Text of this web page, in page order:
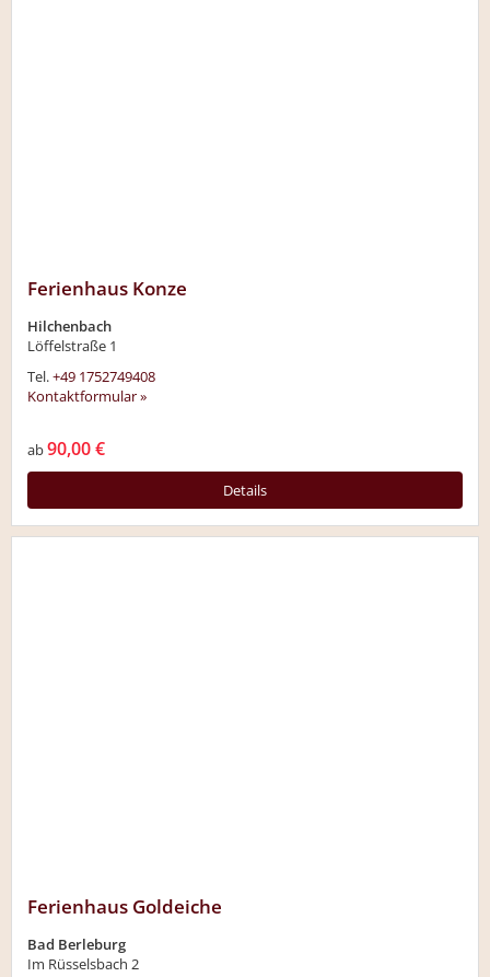
Ferienhaus Konze
Hilchenbach
Löffelstraße 1
Tel.+49 1752749408
Kontaktformular »
ab90,00 €
Details
Ferienhaus Goldeiche
Bad Berleburg
Im Rüsselsbach 2